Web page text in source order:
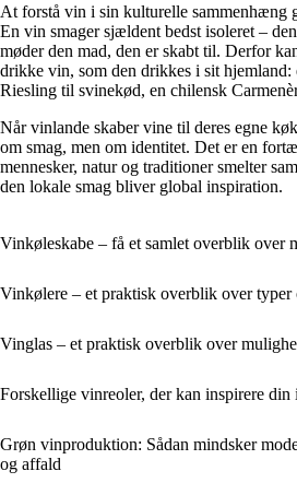
At forstå vin i sin kulturelle sammenhæng
En vin smager sjældent bedst isoleret –
møder den mad, den er skabt til. Derfor
drikke vin, som den drikkes i sit hjemland:
Riesling til svinekød, en chilensk
Når vinlande skaber vine til deres egne
om smag, men om identitet. Det er en
mennesker, natur og traditioner smelter
den lokale smag bliver global inspiration.
Vinkøleskabe – få et samlet overblik over
Vinkølere – et praktisk overblik over
Vinglas – et praktisk overblik over
Forskellige vinreoler, der kan inspirere din
Grøn vinproduktion: Sådan mindsker
og affald